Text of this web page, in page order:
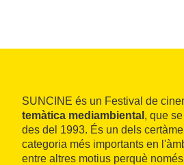
SUNCINE és un Festival de
temàtica mediambiental , que
des del 1993. És un dels
categoria més importants en
entre altres motius perquè